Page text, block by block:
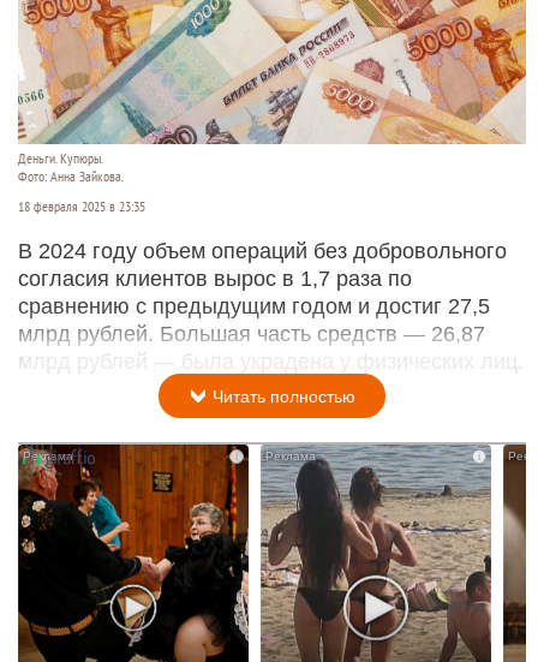
Деньги. Купюры.
Фото: Анна Зайкова.
18 февраля 2025 в 23:35
В 2024 году объем операций без добровольного
согласия клиентов вырос в 1,7 раза по
сравнению с предыдущим годом и достиг 27,5
млрд рублей. Большая часть средств — 26,87
млрд рублей — была украдена у физических лиц.
Читать полностью
i